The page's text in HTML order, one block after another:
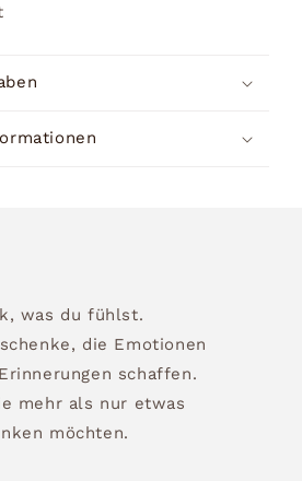
was du fühlst.
die Emotionen
schaffen.
mehr als nur etwas
möchten.